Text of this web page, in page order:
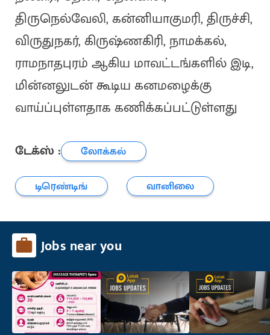
திருநெல்வேலி, கன்னியாகுமரி, திருச்சி,
விருதுநகர், கிருஷ்ணகிரி, நாமக்கல்,
ராமநாதபுரம் ஆகிய மாவட்டங்களில் இடி,
மின்னலுடன் கூடிய கனமழைக்கு
வாய்ப்புள்ளதாக கணிக்கப்பட்டுள்ளது
டேக்ஸ் :
லோக்கல்
டிரெண்டிங்
வானிலை
Jobs near you